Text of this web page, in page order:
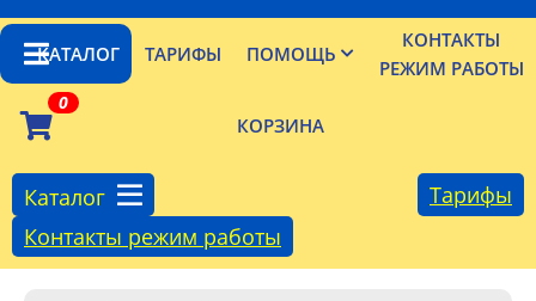
КАТАЛОГ ТАРИФЫ ПОМОЩЬ
КОНТАКТЫ
РЕЖИМ РАБОТЫ
КОРЗИНА
0
Каталог
Тарифы
Контакты режим работы